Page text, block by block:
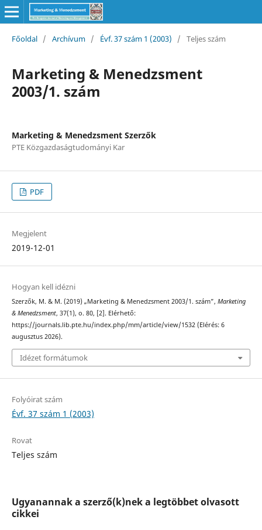
Főoldal / Archívum / Évf. 37 szám 1 (2003) / Teljes szám
Marketing & Menedzsment
2003/1. szám
Marketing & Menedzsment Szerzők
PTE Közgazdaságtudományi Kar
PDF
Megjelent
2019-12-01
Hogyan kell idézni
Szerzők, M. & M. (2019) „Marketing & Menedzsment 2003/1. szám”, Marketing
& Menedzsment, 37(1), o. 80, [2]. Elérhető:
https://journals.lib.pte.hu/index.php/mm/article/view/1532 (Elérés: 6
augusztus 2026).
Idézet formátumok
Folyóirat szám
Évf. 37 szám 1 (2003)
Rovat
Teljes szám
Ugyanannak a szerző(k)nek a legtöbbet olvasott
cikkei